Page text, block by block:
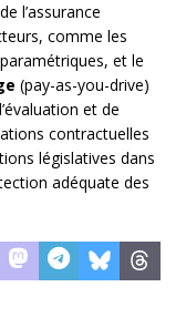
l’assurance
comme les
et le
(pay-as-you-drive)
et de
contractuelles
législatives dans
adéquate des